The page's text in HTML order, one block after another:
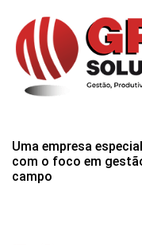
Uma empresa
com o foco em
campo